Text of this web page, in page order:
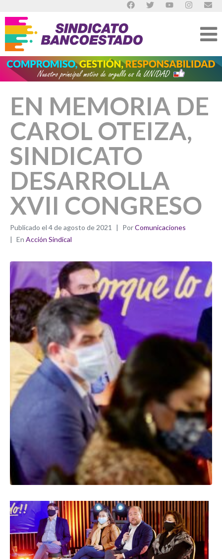
EN MEMORIA DE
CAROL OTEIZA,
SINDICATO
DESARROLLA
XVII CONGRESO
Publicado el 4 de agosto de 2021 PorComunicaciones
En Acción Sindical